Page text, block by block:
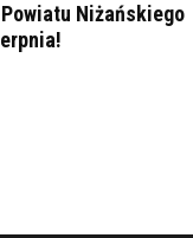
Niżańskiego